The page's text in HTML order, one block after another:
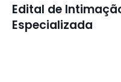
Edital de
Especializada